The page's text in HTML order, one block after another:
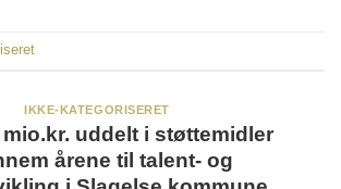
IKKE-KATEGORISERET
mio.kr. uddelt i støttemidler
årene til talent- og